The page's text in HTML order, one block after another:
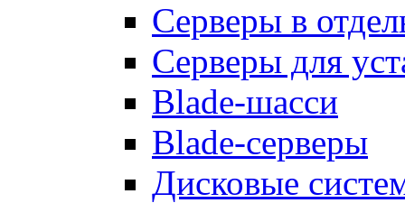
Серверы в
Серверы для
Blade-шасси
Blade-серверы
Дисковые